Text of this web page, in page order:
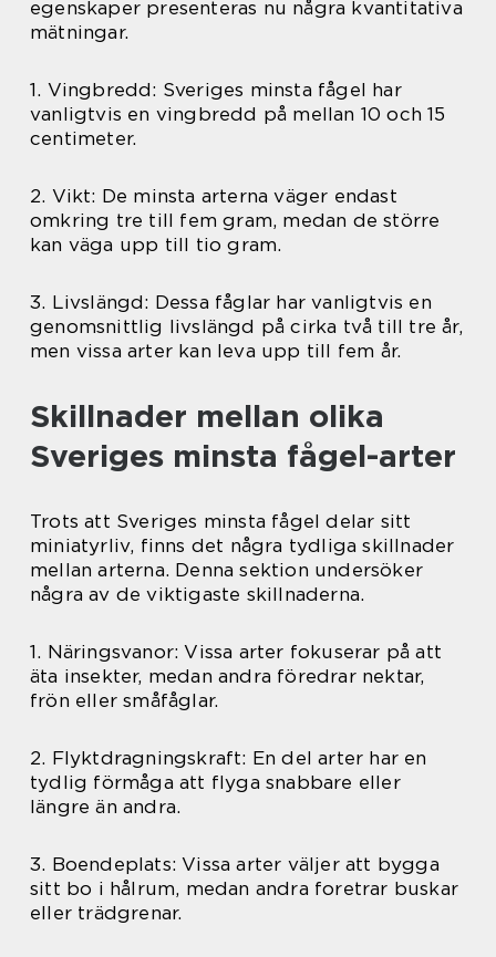
egenskaper presenteras nu några kvantitativa
mätningar.
1. Vingbredd: Sveriges minsta fågel har
vanligtvis en vingbredd på mellan 10 och 15
centimeter.
2. Vikt: De minsta arterna väger endast
omkring tre till fem gram, medan de större
kan väga upp till tio gram.
3. Livslängd: Dessa fåglar har vanligtvis en
genomsnittlig livslängd på cirka två till tre år,
men vissa arter kan leva upp till fem år.
Skillnader mellan olika
Sveriges minsta fågel-arter
Trots att Sveriges minsta fågel delar sitt
miniatyrliv, finns det några tydliga skillnader
mellan arterna. Denna sektion undersöker
några av de viktigaste skillnaderna.
1. Näringsvanor: Vissa arter fokuserar på att
äta insekter, medan andra föredrar nektar,
frön eller småfåglar.
2. Flyktdragningskraft: En del arter har en
tydlig förmåga att flyga snabbare eller
längre än andra.
3. Boendeplats: Vissa arter väljer att bygga
sitt bo i hålrum, medan andra foretrar buskar
eller trädgrenar.